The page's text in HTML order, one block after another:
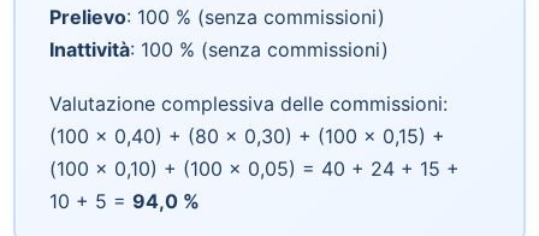
Prelievo: 100 % (senza commissioni)
Inattività: 100 % (senza commissioni)
Valutazione complessiva delle commissioni:
(100 × 0,40) + (80 × 0,30) + (100 × 0,15) +
(100 × 0,10) + (100 × 0,05) = 40 + 24 + 15 +
10 + 5 = 94,0 %